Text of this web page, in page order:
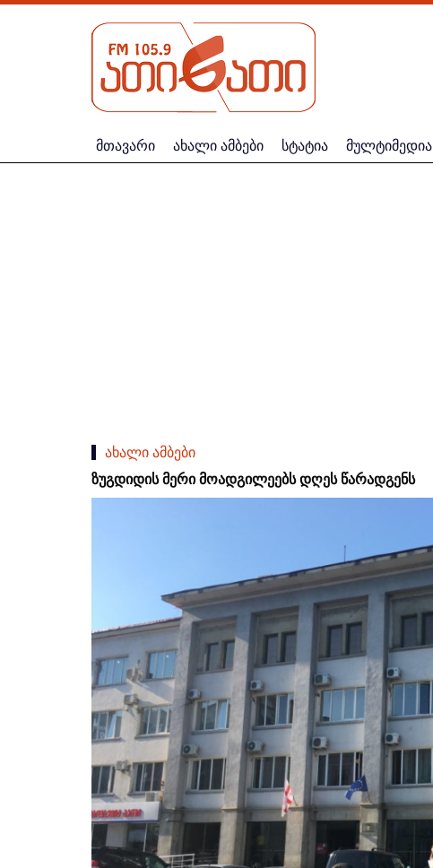
მთავარი ახალი ამბები სტატია მულტიმედია
ახალი ამბები
ზუგდიდის მერი მოადგილეებს დღეს წარადგენს